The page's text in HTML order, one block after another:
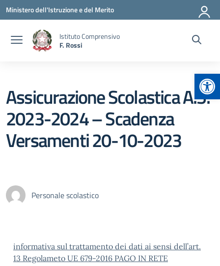
Vai ai contenuti
Vai al menu di navigazione
Vai al footer
Ministero dell'Istruzione e del Merito
Istituto Comprensivo
F. Rossi
Assicurazione Scolastica A.S.
2023-2024 – Scadenza
Versamenti 20-10-2023
Personale scolastico
informativa sul trattamento dei dati ai sensi dell’art.
13 Regolameto UE 679-2016 PAGO IN RETE